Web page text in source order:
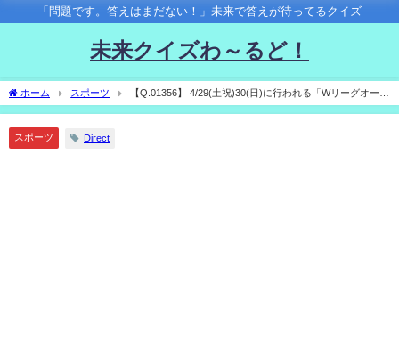
「問題です。答えはまだない！」未来で答えが待ってるクイズ
未来クイズわ～るど！
ホーム スポーツ
【Q.01356】 4/29(土祝)30(日)に行われる「Wリーグオール
スター 2022‐2023 in 有明」。 Team SUNRISE vs. Team STARLIGHTの試合結果は？
スポーツ Direct